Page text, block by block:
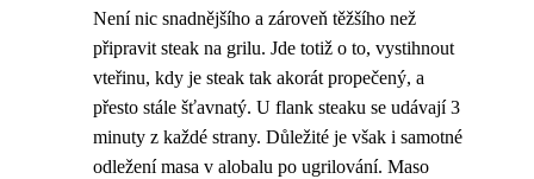
Není nic snadnějšího a zároveň těžšího než
připravit steak na grilu. Jde totiž o to, vystihnout
vteřinu, kdy je steak tak akorát propečený, a
přesto stále šťavnatý. U flank steaku se udávají 3
minuty z každé strany. Důležité je však i samotné
odležení masa v alobalu po ugrilování. Maso